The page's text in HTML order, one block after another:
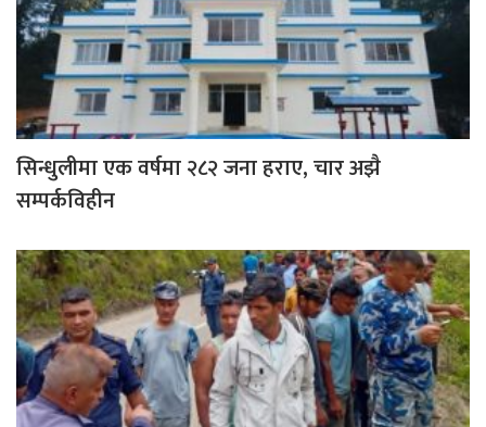
सिन्धुलीमा एक वर्षमा २८२ जना हराए, चार अझै
सम्पर्कविहीन